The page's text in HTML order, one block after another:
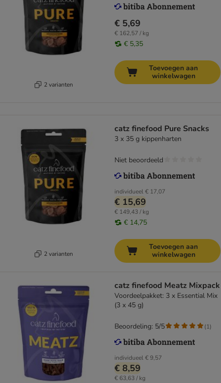
2 varianten
€ 5,69
€ 162,57 / kg
€ 5,35
Toevoegen aan
winkelwagen
2 varianten
catz finefood Pure Snacks
3 x 35 g kippenharten
individueel€ 17,07
€ 15,69
€ 149,43 / kg
€ 14,75
Niet beoordeeld
Toevoegen aan
winkelwagen
catz finefood Meatz Mixpack
Voordeelpakket: 3 x Essential Mix
(3 x 45 g)
individueel€ 9,57
€ 8,59
€ 63,63 / kg
Beoordeling: 5/5 (1)